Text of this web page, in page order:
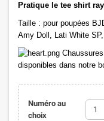
Pratique le tee shirt
Taille : pour poupées
Amy Doll, Lati White
disponibles dans notre
Numéro au
choix